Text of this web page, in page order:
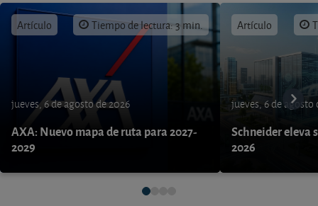
Artículo Tiempo de lectura: 3 min.
jueves, 6 de agosto de 2026
AXA: Nuevo mapa de ruta para 2027-
2029
Artículo
jueves, 6 de agosto
Schneider eleva
2026